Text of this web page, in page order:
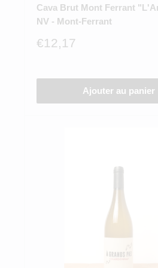
Cava Brut Mont Ferrant
NV - Mont-Ferrant
Prix
€12,17
Ajouter au panier